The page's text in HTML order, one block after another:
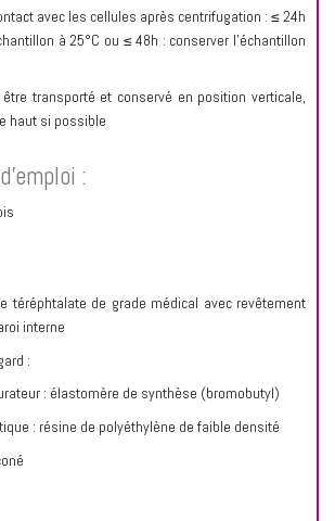
avec les cellules après centrifugation : ≤ 24h
à 25°C ou ≤ 48h : conserver l’échantillon
transporté et conservé en position verticale,
haut si possible
:
téréphtalate de grade médical avec revêtement
interne
:
: élastomère de synthèse (bromobutyl)
: résine de polyéthylène de faible densité